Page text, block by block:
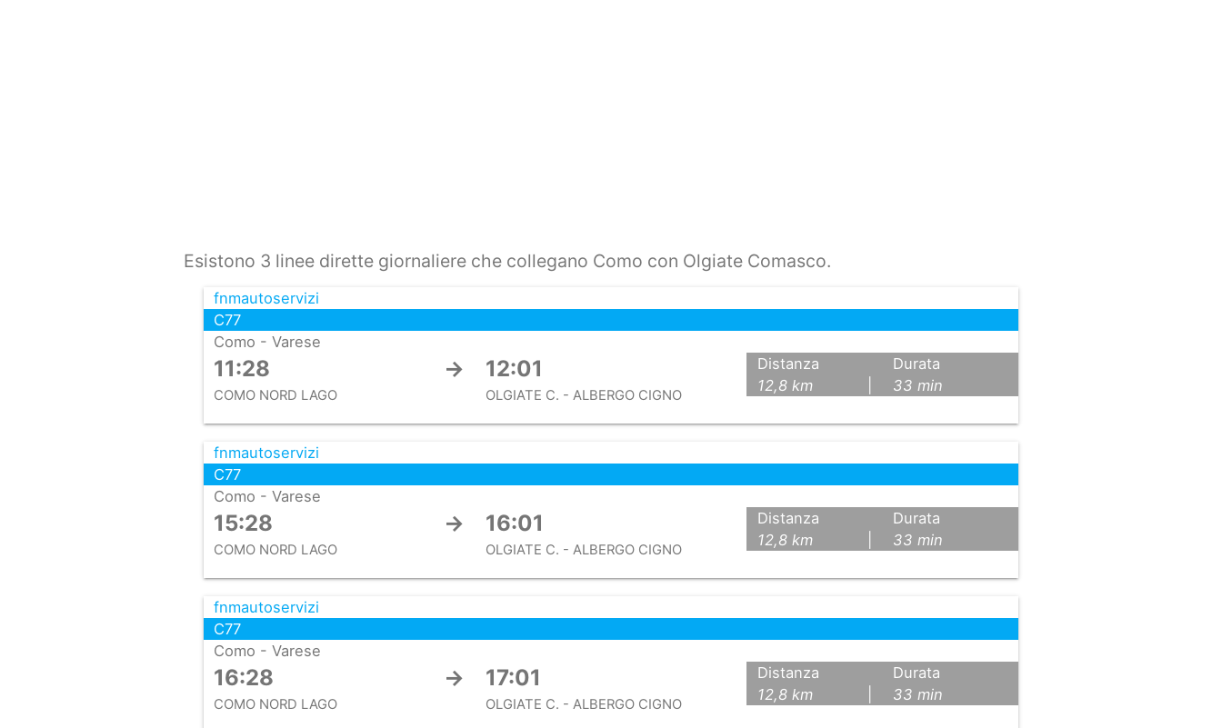
Esistono 3 linee dirette giornaliere che collegano Como con Olgiate Comasco.
fnmautoservizi
C77
Como - Varese
11:28 → 12:01
COMO NORD LAGO OLGIATE C. - ALBERGO CIGNO
Distanza
12,8 km
Durata
33 min
fnmautoservizi
C77
Como - Varese
15:28 → 16:01
COMO NORD LAGO OLGIATE C. - ALBERGO CIGNO
Distanza
12,8 km
Durata
33 min
fnmautoservizi
C77
Como - Varese
16:28 → 17:01
COMO NORD LAGO OLGIATE C. - ALBERGO CIGNO
Distanza
12,8 km
Durata
33 min